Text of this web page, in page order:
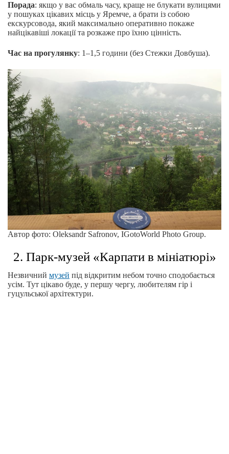
Порада: якщо у вас обмаль часу, краще не блукати вулицями
у пошуках цікавих місць у Яремче, а брати із собою
екскурсовода, який максимально оперативно покаже
найцікавіші локації та розкаже про їхню цінність.
Час на прогулянку: 1–1,5 години (без Стежки Довбуша).
Автор фото: Oleksandr Safronov, IGotoWorld Photo Group.
2. Парк-музей «Карпати в мініатюрі»
Незвичний музей під відкритим небом точно сподобається
усім. Тут цікаво буде, у першу чергу, любителям гір і
гуцульської архітектури.